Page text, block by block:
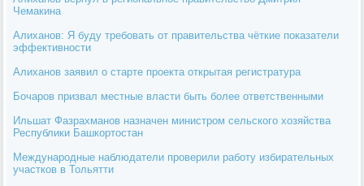
Чемакина
Алиханов: Я буду требовать от правительства чёткие показатели
эффективности
Алиханов заявил о старте проекта открытая регистратура
Бочаров призвал местные власти быть более ответственными
Ильшат Фазрахманов назначен министром сельского хозяйства
Республики Башкортостан
Международные наблюдатели проверили работу избирательных
участков в Тольятти